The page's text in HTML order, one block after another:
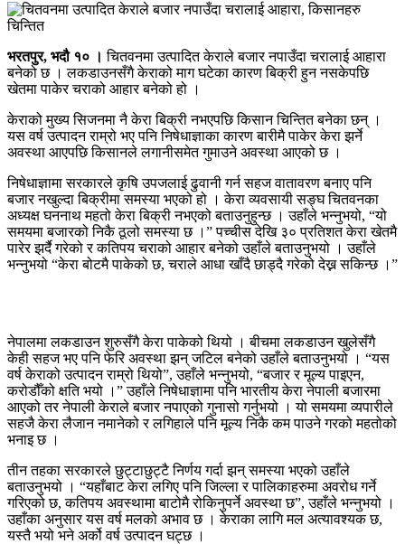
भरतपुर, भदौ १० ।चितवनमा उत्पादित केराले बजार नपाउँदा चरालाई आहारा
बनेको छ । लकडाउनसँगै केराको माग घटेका कारण बिक्री हुन नसकेपछि
खेतमा पाकेर चराको आहार बनेको हो ।
केराको मुख्य सिजनमा नै केरा बिक्री नभएपछि किसान चिन्तित बनेका छन् ।
यस वर्ष उत्पादन राम्रो भए पनि निषेधाज्ञाका कारण बारीमै पाकेर केरा झर्ने
अवस्था आएपछि किसानले लगानीसमेत गुमाउने अवस्था आएको छ ।
निषेधाज्ञामा सरकारले कृषि उपजलाई ढुवानी गर्न सहज वातावरण बनाए पनि
बजार नखुल्दा बिक्रीमा समस्या भएको हो । केरा व्यवसायी सङ्घ चितवनका
अध्यक्ष घननाथ महतो केरा बिक्री नभएको बताउनुहुन्छ । उहाँले भन्नुभयो, “यो
समयमा बजारको निकै ठूलो समस्या छ ।” पच्चीस देखि ३० प्रतिशत केरा खेतमै
पारेर झर्दै गरेको र कतिपय चराको आहार बनेको उहाँले बताउनुभयो । उहाँले
भन्नुभयो “केरा बोटमै पाकेको छ, चराले आधा खाँदै छाड्दै गरेको देख्न सकिन्छ ।”
नेपालमा लकडाउन शुरुसँगै केरा पाकेको थियो । बीचमा लकडाउन खुलेसँगै
केही सहज भए पनि फेरि अवस्था झन् जटिल बनेको उहाँले बताउनुभयो । “यस
वर्ष केराको उत्पादन राम्रो थियो”, उहाँले भन्नुभयो, “बजार र मूल्य पाइएन,
करोडौँको क्षति भयो ।” उहाँले निषेधाज्ञामा पनि भारतीय केरा नेपाली बजारमा
आएको तर नेपाली केराले बजार नपाएको गुनासो गर्नुभयो । यो समयमा व्यपारीले
सहजै केरा लैजान नमानेको र लगिहाले पनि मूल्य निकै कम पाउने गरको महतोको
भनाइ छ ।
तीन तहका सरकारले छुट्टाछुट्टै निर्णय गर्दा झन् समस्या भएको उहाँले
बताउनुभयो । “यहाँबाट केरा लगिए पनि जिल्ला र पालिकाहरुमा अवरोध गर्ने
गरिएको छ, कतिपय अवस्थामा बाटोमै रोकिनुपर्ने अवस्था छ”, उहाँले भन्नुभयो ।
उहाँका अनुसार यस वर्ष मलको अभाव छ । केराका लागि मल अत्यावश्यक छ,
यस्तै भयो भने अर्को वर्ष उत्पादन घट्छ ।